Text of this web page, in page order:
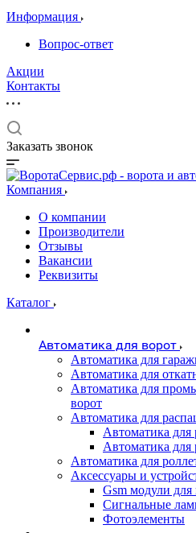
Информация
Вопрос-ответ
Акции
Контакты
Заказать звонок
Компания
О компании
Производители
Отзывы
Вакансии
Реквизиты
Каталог
Автоматика для ворот
Автоматика для
Автоматика для
Автоматика для
ворот
Автоматика для
Автоматика
Автоматика
Автоматика для
Аксессуары и
Gsm модули для
Сигнальные
Фотоэлементы